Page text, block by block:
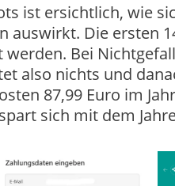
ist ersichtlich, wie
auswirkt. Die ersten
Bei
also nichts und
87,99 Euro im
sich mit dem